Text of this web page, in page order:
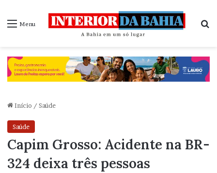
Menu
Início / Saúde
Saúde
Capim Grosso: Acidente na BR-
324 deixa três pessoas